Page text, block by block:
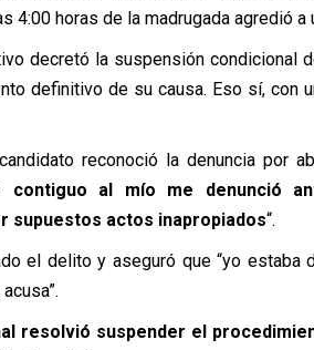
4:00 horas de la madrugada agredió a
decretó la suspensión condicional
definitivo de su causa. Eso sí, con
reconoció la denuncia por
contiguo al mío me denunció
supuestos actos inapropiados“.
el delito y aseguró que “yo estaba
resolvió suspender el